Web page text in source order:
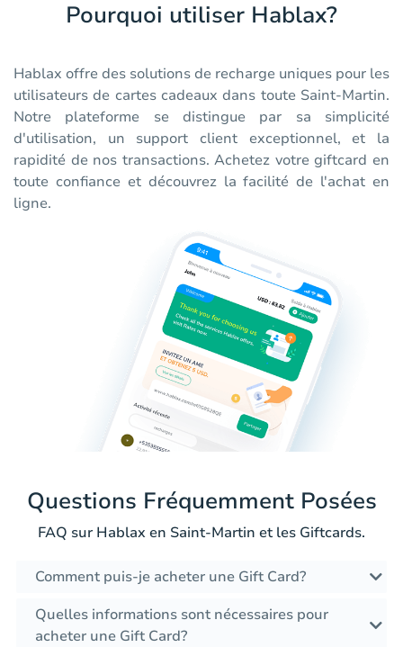
Pourquoi utiliser Hablax?
Hablax offre des solutions de recharge uniques pour les
utilisateurs de cartes cadeaux dans toute Saint-Martin.
Notre plateforme se distingue par sa simplicité
d'utilisation, un support client exceptionnel, et la
rapidité de nos transactions. Achetez votre giftcard en
toute confiance et découvrez la facilité de l'achat en
ligne.
Questions Fréquemment Posées
FAQ sur Hablax en Saint-Martin et les Giftcards.
Comment puis-je acheter une Gift Card?
Quelles informations sont nécessaires pour
acheter une Gift Card?